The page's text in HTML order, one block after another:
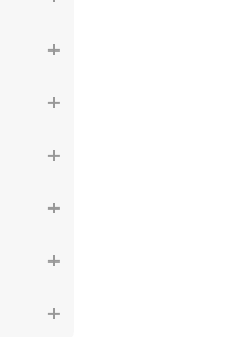
何も表
復旧で
ない問
い
音がす
い
るその
ンが動
デー
PC
ムを削
正常動